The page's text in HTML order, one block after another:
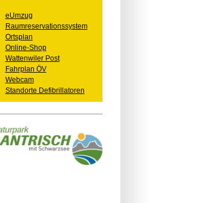
eUmzug
Raumreservationssystem
Ortsplan
Online-Shop
Wattenwiler Post
Fahrplan ÖV
Webcam
Standorte Defibrillatoren